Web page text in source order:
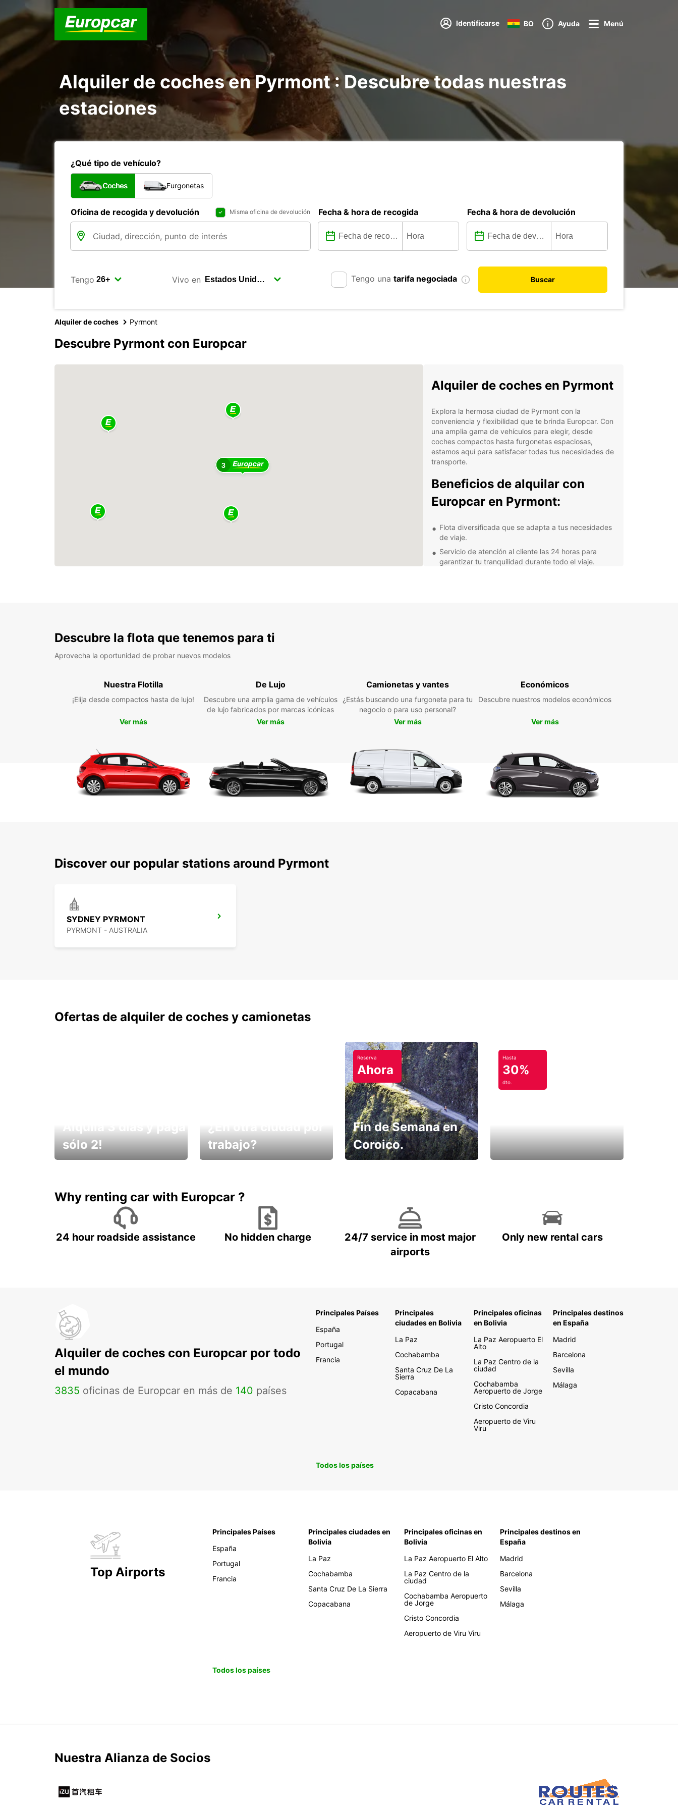
Identificarse BO Ayuda Menú
Alquiler de coches en Pyrmont : Descubre todas nuestras
estaciones
¿Qué tipo de vehículo?
Coches Furgonetas
Oficina de recogida y devolución Misma oficina de devolución Fecha & hora de recogida Fecha & hora de devolución
Tengo Vivo en Tengo una tarifa negociada Buscar
Alquiler de coches Pyrmont
Descubre Pyrmont con Europcar
3
Alquiler de coches en Pyrmont
Explora la hermosa ciudad de Pyrmont con la
conveniencia y flexibilidad que te brinda Europcar. Con
una amplia gama de vehículos para elegir, desde
coches compactos hasta furgonetas espaciosas,
estamos aquí para satisfacer todas tus necesidades de
transporte.
Beneficios de alquilar con
Europcar en Pyrmont:
Flota diversificada que se adapta a tus necesidades
de viaje.
Servicio de atención al cliente las 24 horas para
garantizar tu tranquilidad durante todo el viaje.
Descubre la flota que tenemos para ti
Aprovecha la oportunidad de probar nuevos modelos
Nuestra Flotilla
¡Elija desde compactos hasta de lujo!
Ver más
De Lujo
Descubre una amplia gama de vehículos
de lujo fabricados por marcas icónicas
Ver más
Camionetas y vantes
¿Estás buscando una furgoneta para tu
negocio o para uso personal?
Ver más
Económicos
Descubre nuestros modelos económicos
Ver más
Discover our popular stations around Pyrmont
SYDNEY PYRMONT
PYRMONT - AUSTRALIA
Ofertas de alquiler de coches y camionetas
sólo 2!
trabajo?
Reserva
Ahora
Fin de Semana en
Coroico.
Hasta
30%
dto.
Why renting car with Europcar ?
24 hour roadside assistance No hidden charge
24/7 service in most major
airports
Only new rental cars
Alquiler de coches con Europcar por todo
el mundo
3835 oficinas de Europcar en más de 140 países
Principales Países
España
Portugal
Francia
Principales
ciudades en Bolivia
La Paz
Cochabamba
Santa Cruz De La
Sierra
Copacabana
Principales oficinas
en Bolivia
La Paz Aeropuerto El
Alto
La Paz Centro de la
ciudad
Cochabamba
Aeropuerto de Jorge
Cristo Concordia
Aeropuerto de Viru
Viru
Principales destinos
en España
Madrid
Barcelona
Sevilla
Málaga
Todos los países
Top Airports
Principales Países
España
Portugal
Francia
Principales ciudades en
Bolivia
La Paz
Cochabamba
Santa Cruz De La Sierra
Copacabana
Principales oficinas en
Bolivia
La Paz Aeropuerto El Alto
La Paz Centro de la
ciudad
Cochabamba Aeropuerto
de Jorge
Cristo Concordia
Aeropuerto de Viru Viru
Principales destinos en
España
Madrid
Barcelona
Sevilla
Málaga
Todos los países
Nuestra Alianza de Socios